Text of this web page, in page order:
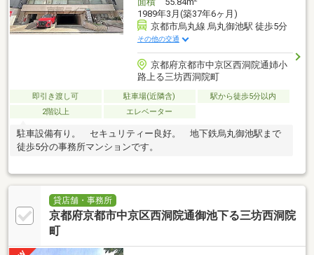
1989年3月(築37年6ヶ月)
京都市烏丸線 烏丸御池駅 徒歩5分
その他の交通
京都府京都市中京区西洞院通姉小
路上る三坊西洞院町
即引き渡し可 駐車場(近隣含)
駅から徒歩5分以内
2階以上
エレベーター
駐車設備有り。 セキュリティー良好。 地下鉄烏丸御池駅まで
徒歩5分の事務所マンションです。
貸店舗・事務所
京都府京都市中京区西洞院通御池下る三坊西洞院
町